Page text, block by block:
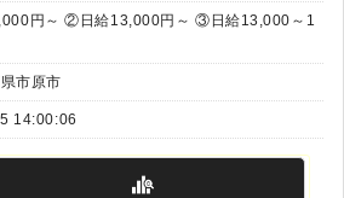
円～ ②日給13,000円～ ③日給13,000～1
市原市
14:00:06